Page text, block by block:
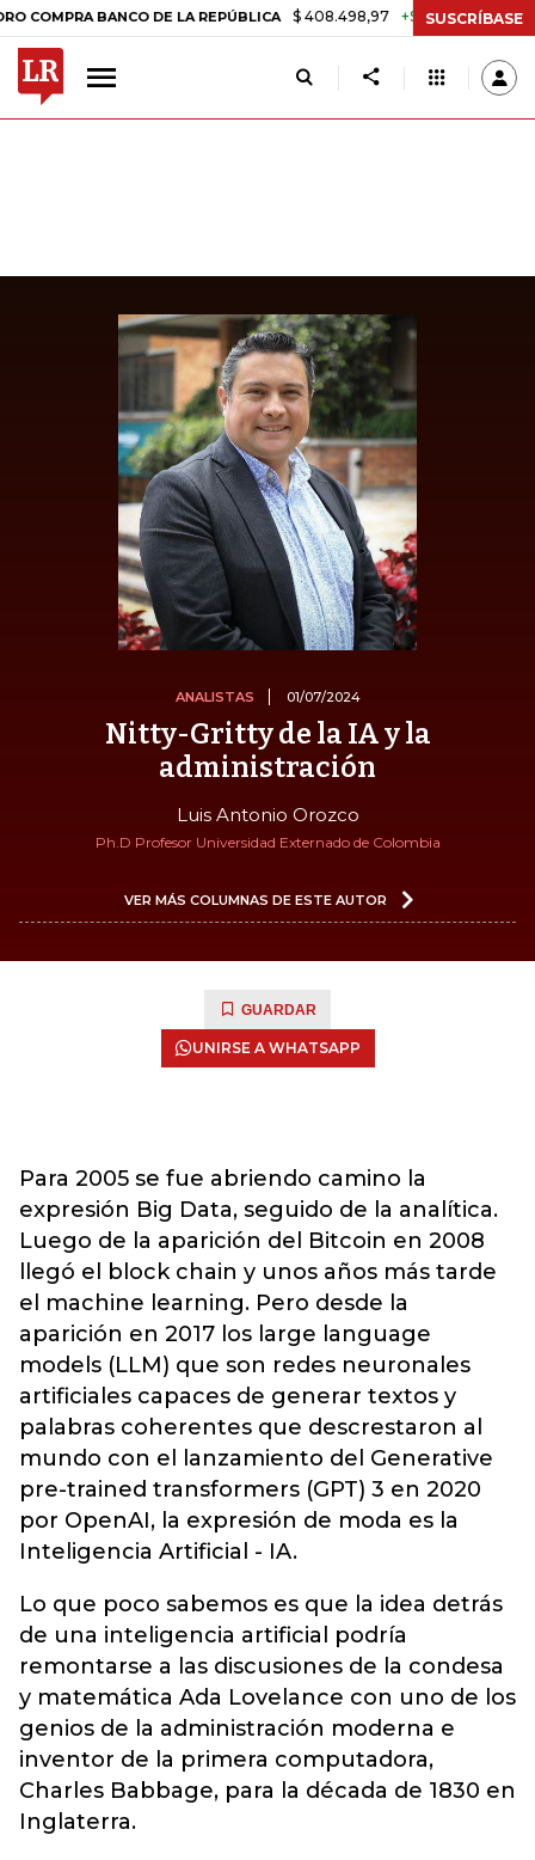
BANCO DE LA REPÚBLICA $ 408.498,97 +$ 8.753,81 +2,19%
SUSCRÍBASE
ANALISTAS 01/07/2024
Nitty-Gritty de la IA y la
administración
Luis Antonio Orozco
Ph.D Profesor Universidad Externado de Colombia
VER MÁS COLUMNAS DE ESTE AUTOR
GUARDAR
UNIRSE A WHATSAPP
Para 2005 se fue abriendo camino la
expresión Big Data, seguido de la analítica.
Luego de la aparición del Bitcoin en 2008
llegó el block chain y unos años más tarde
el machine learning. Pero desde la
aparición en 2017 los large language
models (LLM) que son redes neuronales
artificiales capaces de generar textos y
palabras coherentes que descrestaron al
mundo con el lanzamiento del Generative
pre-trained transformers (GPT) 3 en 2020
por OpenAI, la expresión de moda es la
Inteligencia Artificial - IA.
Lo que poco sabemos es que la idea detrás
de una inteligencia artificial podría
remontarse a las discusiones de la condesa
y matemática Ada Lovelance con uno de los
genios de la administración moderna e
inventor de la primera computadora,
Charles Babbage, para la década de 1830 en
Inglaterra.